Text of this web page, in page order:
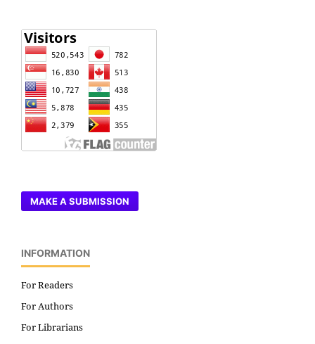
MAKE A SUBMISSION
INFORMATION
For Readers
For Authors
For Librarians